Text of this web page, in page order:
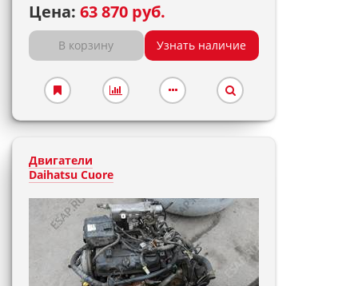
Цена: 63 870 руб.
В корзину Узнать наличие
Двигатели
Daihatsu Cuore